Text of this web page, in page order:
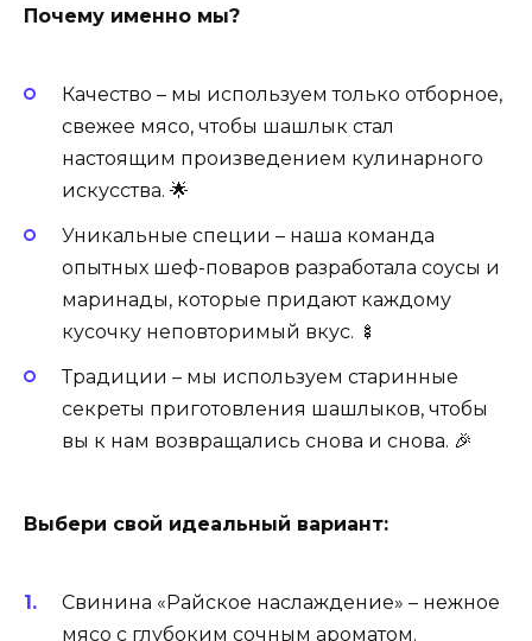
Почему именно мы?
Качество – мы используем только отборное,
свежее мясо, чтобы шашлык стал
настоящим произведением кулинарного
искусства. 🌟
Уникальные специи – наша команда
опытных шеф-поваров разработала соусы и
маринады, которые придают каждому
кусочку неповторимый вкус. 🍢
Традиции – мы используем старинные
секреты приготовления шашлыков, чтобы
вы к нам возвращались снова и снова. 🎉
Выбери свой идеальный вариант:
Свинина «Райское наслаждение» – нежное
мясо с глубоким сочным ароматом.